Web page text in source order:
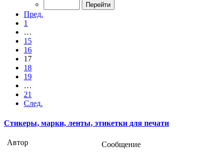
Пред.
1
…
15
16
17
18
19
…
21
След.
Стикеры, марки, ленты, этикетки для печати
Автор
Сообщение